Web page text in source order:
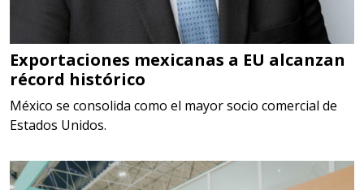
TORQUE CONTROLADO,
MECANICOS, ELECTRONICOS,
DIGITALES, MULTIPLICADORES,
PARA PUNTAS,
Aplicar al Requerimiento
Empresa en Estado de México
Exportaciones mexicanas a EU alcanzan
récord histórico
México se consolida como el mayor socio comercial de
Estados Unidos.